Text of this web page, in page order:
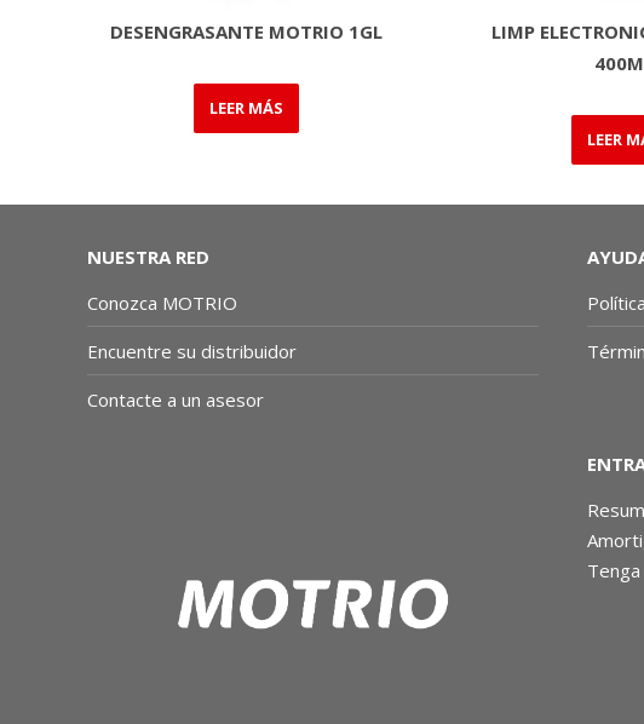
DESENGRASANTE MOTRIO 1GL
LEER MÁS
LIMP
LEER
NUESTRA RED
Conozca MOTRIO
Encuentre su distribuidor
Contacte a un asesor